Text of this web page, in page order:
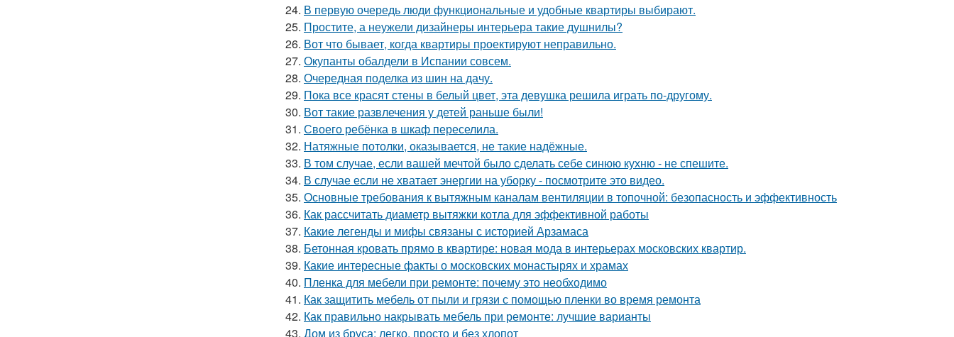
24. В первую очередь люди функциональные и удобные квартиры выбирают.
25. Простите, а неужели дизайнеры интерьера такие душнилы?
26. Вот что бывает, когда квартиры проектируют неправильно.
27. Окупанты обалдели в Испании совсем.
28. Очередная поделка из шин на дачу.
29. Пока все красят стены в белый цвет, эта девушка решила играть по-другому.
30. Вот такие развлечения у детей раньше были!
31. Своего ребёнка в шкаф переселила.
32. Натяжные потолки, оказывается, не такие надёжные.
33. В том случае, если вашей мечтой было сделать себе синюю кухню - не спешите.
34. В случае если не хватает энергии на уборку - посмотрите это видео.
35. Основные требования к вытяжным каналам вентиляции в топочной: безопасность и эффективность
36. Как рассчитать диаметр вытяжки котла для эффективной работы
37. Какие легенды и мифы связаны с историей Арзамаса
38. Бетонная кровать прямо в квартире: новая мода в интерьерах московских квартир.
39. Какие интересные факты о московских монастырях и храмах
40. Пленка для мебели при ремонте: почему это необходимо
41. Как защитить мебель от пыли и грязи с помощью пленки во время ремонта
42. Как правильно накрывать мебель при ремонте: лучшие варианты
43. Дом из бруса: легко, просто и без хлопот